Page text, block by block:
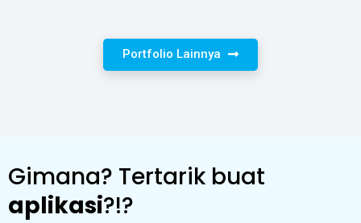
Portfolio Lainnya
Gimana? Tertarik buat
aplikasi?!?